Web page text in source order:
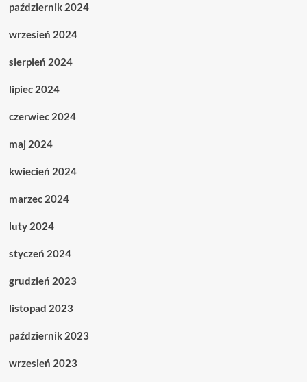
październik 2024
wrzesień 2024
sierpień 2024
lipiec 2024
czerwiec 2024
maj 2024
kwiecień 2024
marzec 2024
luty 2024
styczeń 2024
grudzień 2023
listopad 2023
październik 2023
wrzesień 2023